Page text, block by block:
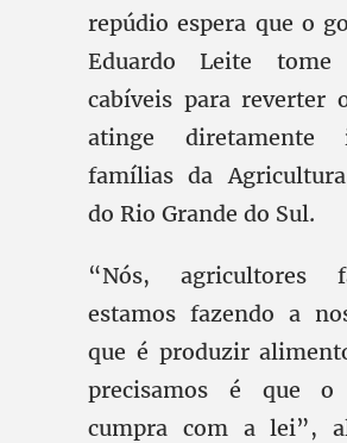
repúdio espera que o
Eduardo Leite tome
cabíveis para reverter
atinge diretamente
famílias da
do Rio Grande do Sul.
“Nós, agricultores
estamos fazendo a
que é produzir
precisamos é que o
cumpra com a lei”,